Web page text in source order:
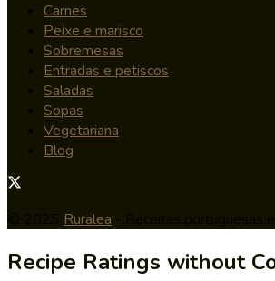
Carnes
Peixe e marisco
Sobremesas
Entradas e petiscos
Saladas
Sopas
Vegetariana
Blog
Ruralea
Recipe Ratings without